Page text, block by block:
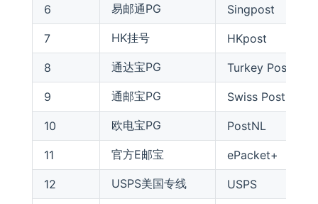
6 易邮通PG Singpost
7 HK挂号 HKpost
8 通达宝PG Turkey Post
9 通邮宝PG Swiss Post
10 欧电宝PG PostNL
11 官方E邮宝 ePacket+
12 USPS美国专线 USPS